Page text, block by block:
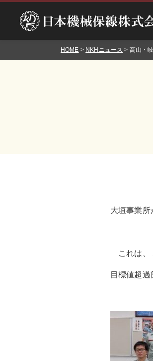
HOME > NKHニュース > 高山・
大垣事
4月12日
これは、
目標値超